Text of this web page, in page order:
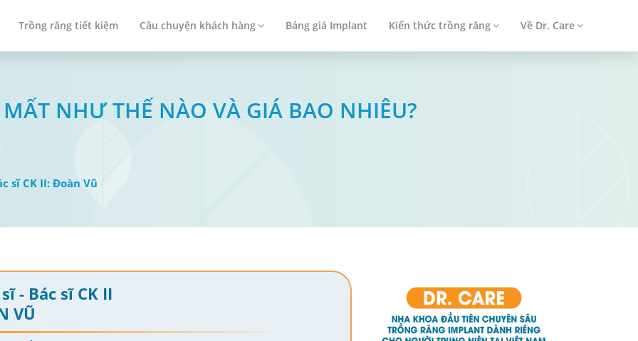
Trồng răng tiết kiệm Câu chuyện khách hàng Bảng giá Implant Kiến thức trồng răng Về Dr. Care
NHƯ THẾ NÀO VÀ GIÁ BAO NHIÊU?
sĩ CK II: Đoàn Vũ
- Bác sĩ CK II
VŨ